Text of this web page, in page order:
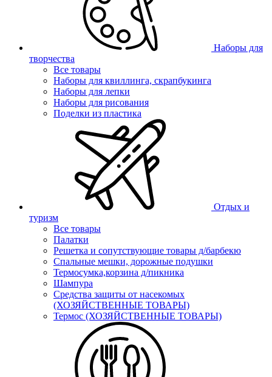
Наборы для
творчества
Все товары
Наборы для квиллинга, скрапбукинга
Наборы для лепки
Наборы для рисования
Поделки из пластика
Отдых и
туризм
Все товары
Палатки
Решетка и сопутствующие товары д/барбекю
Спальные мешки, дорожные подушки
Термосумка,корзина д/пикника
Шампура
Средства защиты от насекомых
(ХОЗЯЙСТВЕННЫЕ ТОВАРЫ)
Термос (ХОЗЯЙСТВЕННЫЕ ТОВАРЫ)